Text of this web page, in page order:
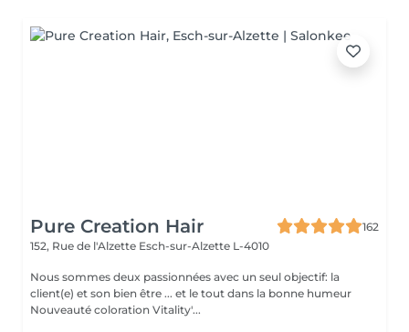
Pure Creation Hair
162
152, Rue de l'Alzette Esch-sur-Alzette L-4010
Nous sommes deux passionnées avec un seul objectif: la
client(e) et son bien être ... et le tout dans la bonne humeur
Nouveauté coloration Vitality'...